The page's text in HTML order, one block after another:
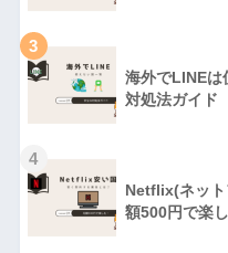
3
海外でLINEは
対処法ガイド
4
Netflix(ネット
額500円で楽